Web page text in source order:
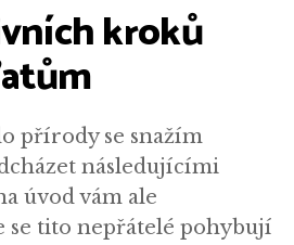
kroků
přírody se snažím
následujícími
úvod vám ale
se tito nepřátelé pohybují